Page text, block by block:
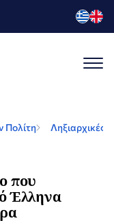
Πολίτη Ληξιαρχικές
που
Έλληνα